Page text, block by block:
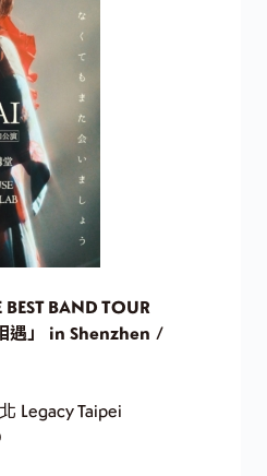
BAND TOUR
」
in Shenzhen /
Legacy Taipei